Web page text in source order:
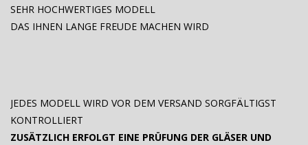
SEHR HOCHWERTIGES MODELL
DAS IHNEN LANGE FREUDE MACHEN WIRD
JEDES MODELL WIRD VOR DEM VERSAND SORGFÄLTIGST
KONTROLLIERT
ZUSÄTZLICH ERFOLGT EINE PRÜFUNG DER GLÄSER UND